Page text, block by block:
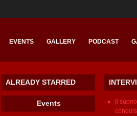
EVENTS GALLERY PODCAST
Il
ALREADY STARRED
Events